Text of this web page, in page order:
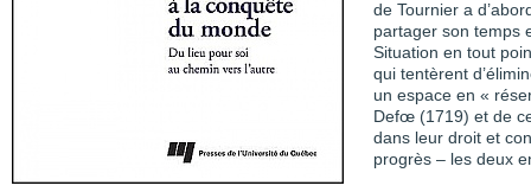
de Tournier a
partager son temps
Situation en tout
qui tentèrent
un espace en «
Defœ (1719) et de
dans leur droit et
progrès – les deux